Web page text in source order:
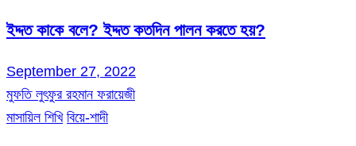
ইদ্দত কাকে বলে? ইদ্দত কতদিন পালন করতে হয়?
September 27, 2022
মুফতি লুৎফুর রহমান ফরায়েজী
মাসায়িল শিখি বিয়ে-শাদী